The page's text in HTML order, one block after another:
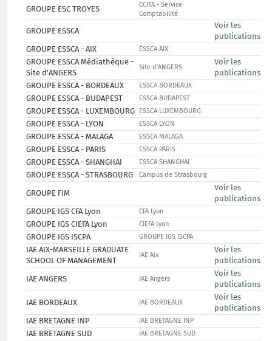
GROUPE ESC TROYES
CCITA - Service
Comptabilité
GROUPE ESSCA
Voir les
publications
GROUPE ESSCA - AIX
ESSCA AIX
GROUPE ESSCA Médiathèque -
Site d'ANGERS
Site d'ANGERS
Voir les
publications
GROUPE ESSCA - BORDEAUX
ESSCA BORDEAUX
GROUPE ESSCA - BUDAPEST ESSCA BUDAPEST
GROUPE ESSCA - LUXEMBOURG ESSCA LUXEMBOURG
GROUPE ESSCA - LYON ESSCA LYON
GROUPE ESSCA - MALAGA ESSCA MALAGA
GROUPE ESSCA - PARIS ESSCA PARIS
GROUPE ESSCA - SHANGHAI ESSCA SHANGHAI
GROUPE ESSCA - STRASBOURG Campus de Strasbourg
GROUPE FIM
Voir les
publications
GROUPE IGS CFA Lyon
CFA Lyon
GROUPE IGS CIEFA Lyon CIEFA Lyon
GROUPE IGS ISCPA GROUPE IGS ISCPA
IAE AIX-MARSEILLE GRADUATE
SCHOOL OF MANAGEMENT
IAE Aix
Voir les
publications
IAE ANGERS
IAE Angers
Voir les
publications
IAE BORDEAUX
IAE BORDEAUX
Voir les
publications
IAE BRETAGNE INP
IAE BRETAGNE INP
IAE BRETAGNE SUD IAE BRETAGNE SUD